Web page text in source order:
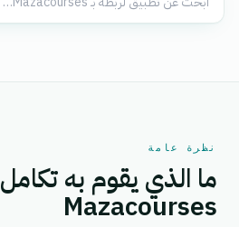
نظرة عامة
ما الذي يقوم به تكامل
Mazacourses